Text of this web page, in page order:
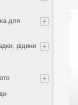
для
рідини